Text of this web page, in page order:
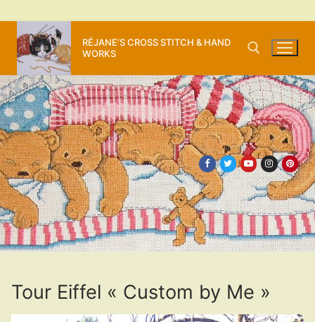
contenu
RÉJANE’S CROSS STITCH & HAND
WORKS
Rechercher :
Tour Eiffel « Custom by Me »